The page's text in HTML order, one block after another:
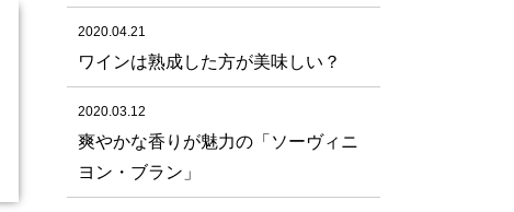
2020.04.21
ワインは熟成した方が美味しい？
2020.03.12
爽やかな香りが魅力の「ソーヴィニ
ヨン・ブラン」